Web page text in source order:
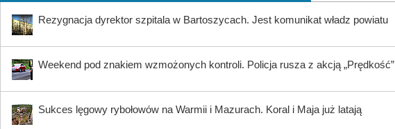
Rezygnacja dyrektor szpitala w Bartoszycach. Jest komunikat władz powiatu
Weekend pod znakiem wzmożonych kontroli. Policja rusza z akcją „Prędkość”
Sukces lęgowy rybołowów na Warmii i Mazurach. Koral i Maja już latają